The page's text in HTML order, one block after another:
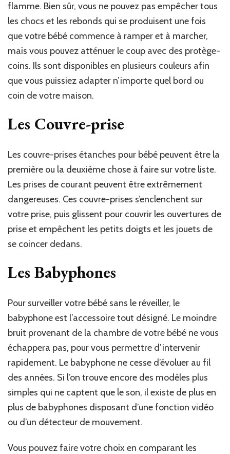
flamme. Bien sûr, vous ne pouvez pas empêcher tous
les chocs et les rebonds qui se produisent une fois
que votre bébé commence à ramper et à marcher,
mais vous pouvez atténuer le coup avec des protège-
coins. Ils sont disponibles en plusieurs couleurs afin
que vous puissiez adapter n’importe quel bord ou
coin de votre maison.
Les Couvre-prise
Les couvre-prises étanches pour bébé peuvent être la
première ou la deuxième chose à faire sur votre liste.
Les prises de courant peuvent être extrêmement
dangereuses. Ces couvre-prises s’enclenchent sur
votre prise, puis glissent pour couvrir les ouvertures de
prise et empêchent les petits doigts et les jouets de
se coincer dedans.
Les Babyphones
Pour surveiller votre bébé sans le réveiller, le
babyphone est l’accessoire tout désigné. Le moindre
bruit provenant de la chambre de votre bébé ne vous
échappera pas, pour vous permettre d’intervenir
rapidement. Le babyphone ne cesse d’évoluer au fil
des années. Si l’on trouve encore des modèles plus
simples qui ne captent que le son, il existe de plus en
plus de babyphones disposant d’une fonction vidéo
ou d’un détecteur de mouvement.
Vous pouvez faire votre choix en comparant les